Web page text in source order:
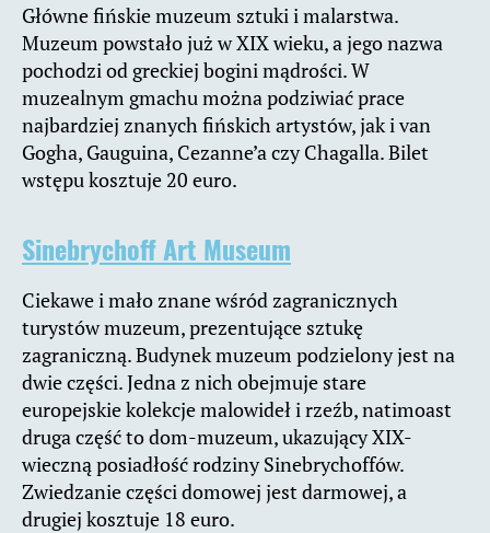
Główne fińskie muzeum sztuki i malarstwa.
Muzeum powstało już w XIX wieku, a jego nazwa
pochodzi od greckiej bogini mądrości. W
muzealnym gmachu można podziwiać prace
najbardziej znanych fińskich artystów, jak i van
Gogha, Gauguina, Cezanne’a czy Chagalla. Bilet
wstępu kosztuje 20 euro.
Sinebrychoff Art Museum
Ciekawe i mało znane wśród zagranicznych
turystów muzeum, prezentujące sztukę
zagraniczną. Budynek muzeum podzielony jest na
dwie części. Jedna z nich obejmuje stare
europejskie kolekcje malowideł i rzeźb, natimoast
druga część to dom-muzeum, ukazujący XIX-
wieczną posiadłość rodziny Sinebrychoffów.
Zwiedzanie części domowej jest darmowej, a
drugiej kosztuje 18 euro.